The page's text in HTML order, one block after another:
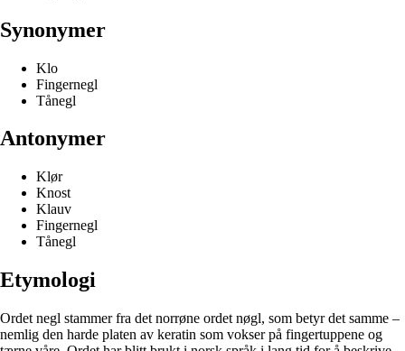
Synonymer
Klo
Fingernegl
Tånegl
Antonymer
Klør
Knost
Klauv
Fingernegl
Tånegl
Etymologi
Ordet negl stammer fra det norrøne ordet nøgl, som betyr det samme –
nemlig den harde platen av keratin som vokser på fingertuppene og